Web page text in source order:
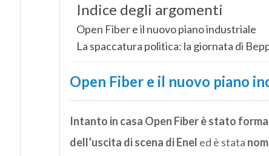
Indice degli argomenti
Open Fiber e il nuovo piano industriale
La spaccatura politica: la giornata di
Open Fiber e il nuovo piano
Intanto in casa Open Fiber è stato
dell’uscita di scena di Enel ed è stata